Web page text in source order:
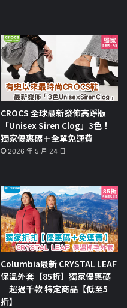
CROCS 全球最新發佈高踭版
「Unisex Siren Clog」3色！
獨家優惠碼＋全單免運費
2026 年 5 月 24 日
Columbia最新 CRYSTAL LEAF
保溫外套【85折】獨家優惠碼
｜超過千款 特定商品【低至5
折】